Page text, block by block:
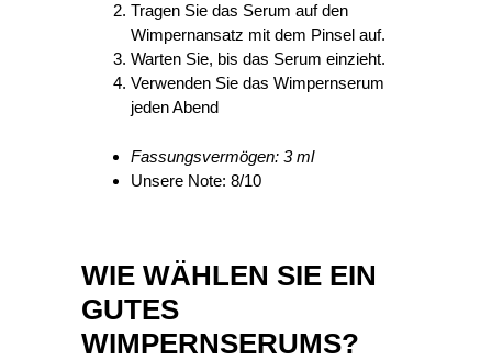
Tragen Sie das Serum auf den
Wimpernansatz mit dem Pinsel auf.
Warten Sie, bis das Serum einzieht.
Verwenden Sie das Wimpernserum
jeden Abend
Fassungsvermögen: 3 ml
Unsere Note: 8/10
WIE WÄHLEN SIE EIN
GUTES
WIMPERNSERUMS?